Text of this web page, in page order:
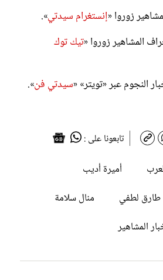
زوروا «إنستغرام سيدتي».
المشاهير زوروا «تيك توك
النجوم عبر «تويتر» «سيدتي فن».
تابعونا على :
أميرة أديب
طارق لطفي
منال سلامة
المشاهير